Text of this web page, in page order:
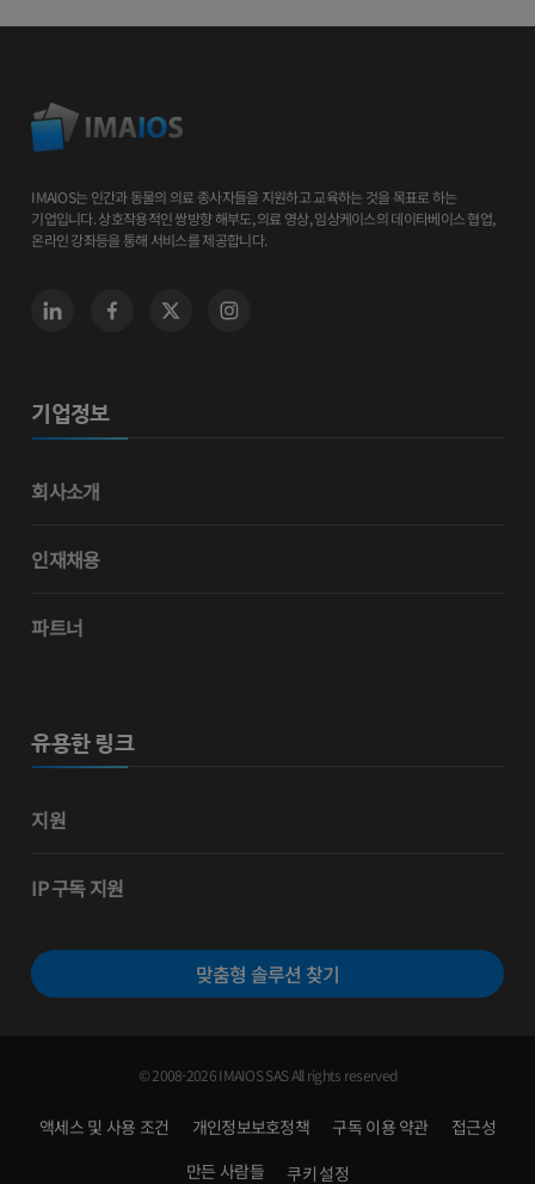
IMAIOS는 인간과 동물의 의료 종사자들을 지원하고 교육하는 것을 목표로 하는
기업입니다. 상호작용적인 쌍방향 해부도, 의료 영상, 임상케이스의 데이타베이스 협업,
온라인 강좌등을 통해 서비스를 제공합니다.
기업정보
회사소개
인재채용
파트너
유용한 링크
지원
IP 구독 지원
맞춤형 솔루션 찾기
© 2008-2026 IMAIOS SAS All rights reserved
액세스 및 사용 조건 개인정보보호정책 구독 이용 약관
접근성
만든 사람들
쿠키 설정